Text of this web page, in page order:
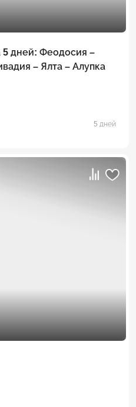
5 дней: Феодосия –
– Ялта – Алупка
5 дней